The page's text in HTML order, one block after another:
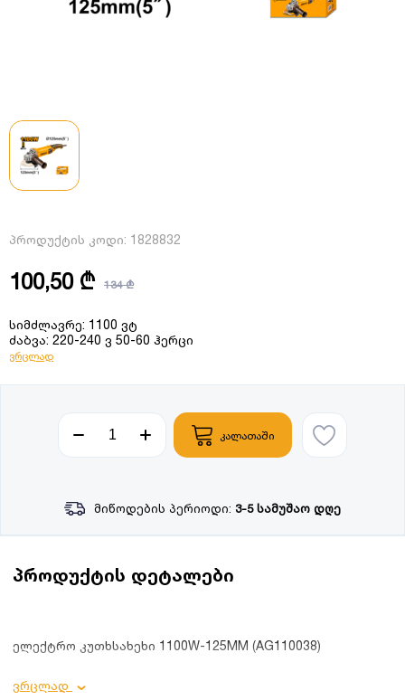
პროდუქტის კოდი: 1828832
100,50 ₾ 134 ₾
სიმძლავრე: 1100 ვტ
ძაბვა: 220-240 ვ 50-60 ჰერცი
ვრცლად
კალათაში
მიწოდების პერიოდი: 3-5 სამუშაო დღე
პროდუქტის დეტალები
ელექტრო კუთხსახეხი 1100W-125MM (AG110038)
ვრცლად